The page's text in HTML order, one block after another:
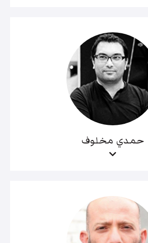
حمدي مخلوف